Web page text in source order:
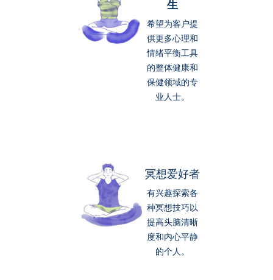
生
希望为客户提
供更多心理和
情绪平衡工具
的整体健康和
保健领域的专
业人士。
冥想爱好者
有兴趣探索各
种冥想技巧以
提高头脑清晰
度和内心平静
的个人。